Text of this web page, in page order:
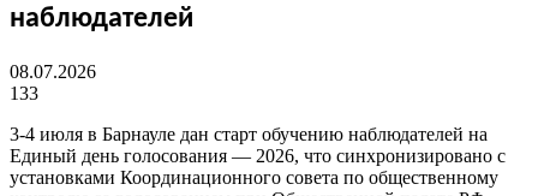
наблюдателей
08.07.2026
133
3-4 июля в Барнауле дан старт обучению наблюдателей на
Единый день голосования — 2026, что синхронизировано с
установками Координационного совета по общественному